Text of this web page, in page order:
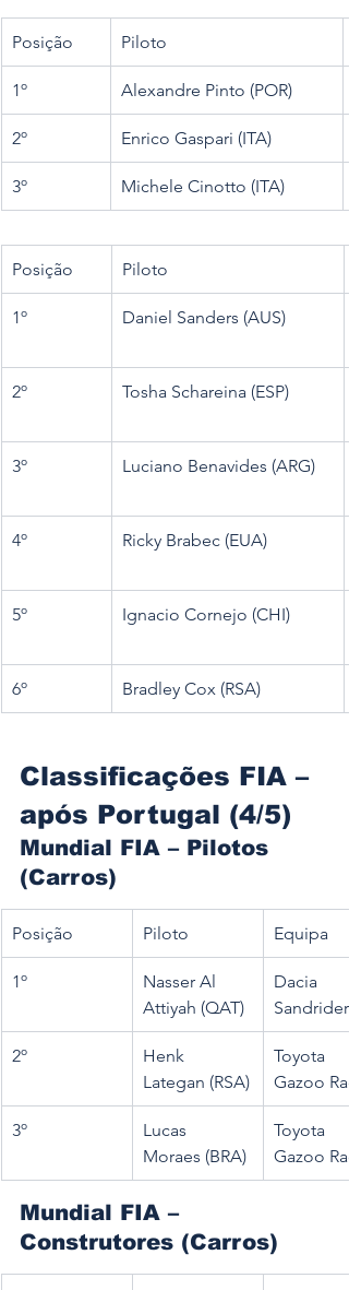
Posição Piloto
1º Alexandre Pinto (POR)
2º Enrico Gaspari (ITA)
3º Michele Cinotto (ITA)
Posição Piloto
1º Daniel Sanders (AUS)
2º Tosha Schareina (ESP)
3º Luciano Benavides (ARG)
4º Ricky Brabec (EUA)
5º Ignacio Cornejo (CHI)
6º Bradley Cox (RSA)
Classificações FIA –
após Portugal (4/5)
Mundial FIA – Pilotos
(Carros)
Posição Piloto Equipa
1º
Nasser Al
Attiyah (QAT)
Dacia
Sandriders
2º
Henk
Lategan (RSA)
Toyota
Gazoo
3º
Lucas
Moraes (BRA)
Toyota
Gazoo
Mundial FIA –
Construtores (Carros)